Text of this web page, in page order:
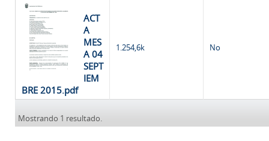
ACT
A
MES
A 04
SEPT
IEM
BRE 2015.pdf
1.254,6k No
Mostrando 1 resultado.